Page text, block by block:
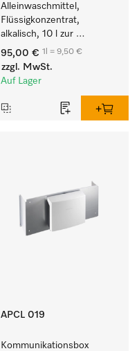
Alleinwaschmittel,
Flüssigkonzentrat,
alkalisch, 10 l zur
Reinigung weißer Textilien
und farbechter
Buntwäsche.
95,00 € 1l = 9,50 €
zzgl. MwSt.
Auf Lager
APCL 019
Kommunikationsbox